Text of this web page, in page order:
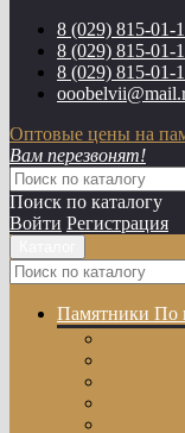
8 (029) 815-01-
8 (029) 815-01-
8 (029) 815-01-
Оптовые цены на
Вам перезвонят!
Поиск по каталогу
Войти Регистрация
Памятники По